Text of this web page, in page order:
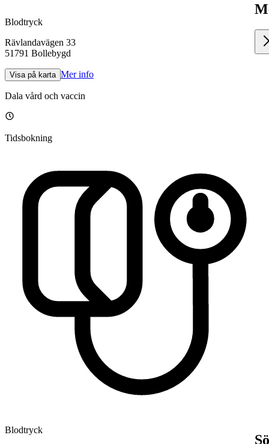
Blodtryck
Rävlandavägen 33
51791 Bollebygd
Visa på karta Mer info
Dala vård och vaccin
Tidsbokning
Blodtryck